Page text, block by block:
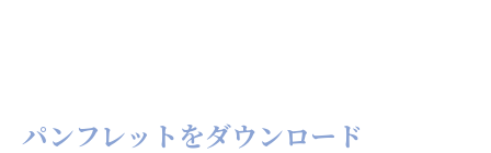
パンフレットをダウンロード